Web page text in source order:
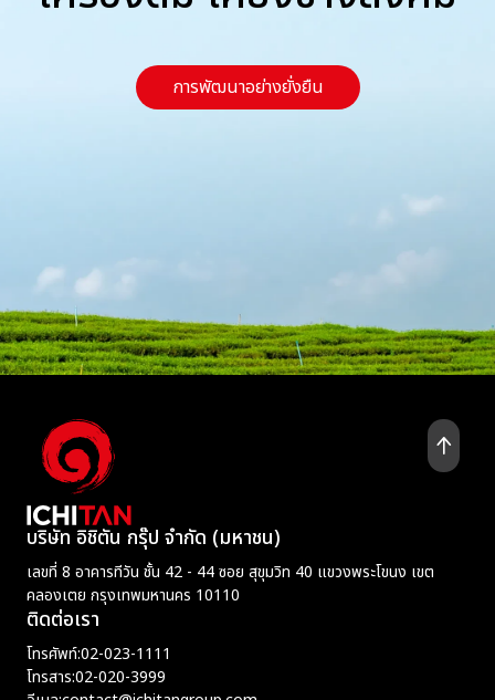
การพัฒนาอย่างยั่งยืน
บริษัท อิชิตัน กรุ๊ป จำกัด (มหาชน)
เลขที่ 8 อาคารทีวัน ชั้น 42 - 44 ซอย สุขุมวิท 40 แขวงพระโขนง เขต
คลองเตย กรุงเทพมหานคร 10110
ติดต่อเรา
โทรศัพท์:02-023-1111
โทรสาร:02-020-3999